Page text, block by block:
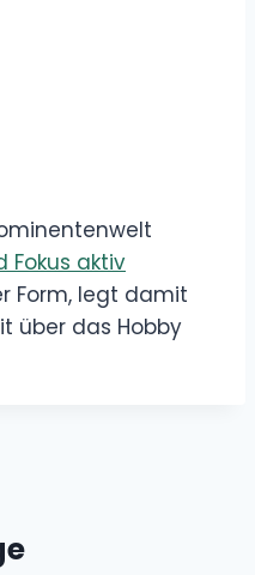
Fokus aktiv
Form, legt damit
über das Hobby